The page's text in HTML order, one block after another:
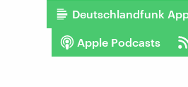
Deutschlandfunk
Apple Podcasts